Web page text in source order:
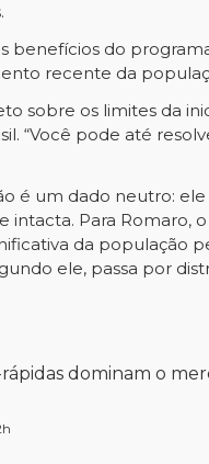
benefícios do
recente da
sobre os limites da
“Você pode até
é um dado neutro:
intacta. Para Romaro,
da população
ele, passa por
dominam o